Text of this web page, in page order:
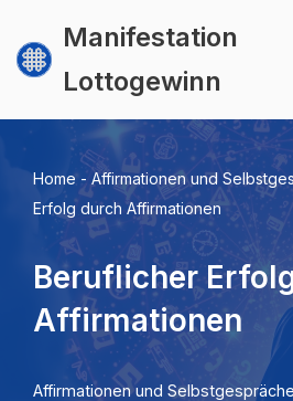
Zum
springen
Manifestation
Lottogewinn
Home-Affirmationen und
Erfolg durch Affirmationen
Beruflicher
Affirmationen
Affirmationen und Selbstgespräche